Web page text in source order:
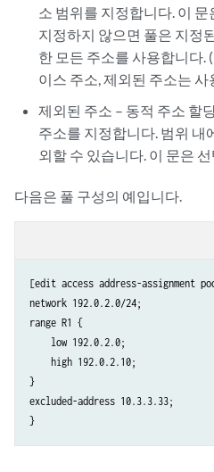
소 범위를 지정합니다. 이
지정하지 않으면 풀은 지정
한 모든 주소를 사용합니다.
이스 주소, 제외된 주소는 사
제외된 주소 – 동적 주소 할
주소를 지정합니다. 범위 내
외할 수 있습니다. 이 문은
다음은 풀 구성의 예입니다.
[edit access address-assignment
network 192.0.2.0/24;
range R1 {
    low 192.0.2.0;
    high 192.0.2.10;
}
excluded-address 10.3.3.33;